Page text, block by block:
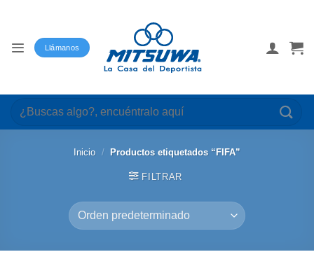
Llámanos
Buscar
por:
Inicio / Productos etiquetados “FIFA”
FILTRAR